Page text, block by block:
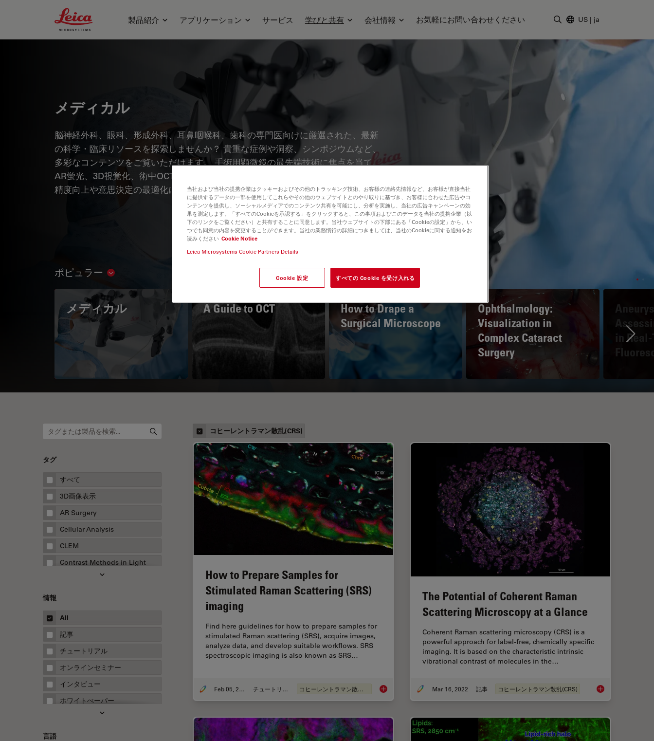
Leica Microsystems Logo
製品紹介 アプリケーション サービス 学びと共有 会社情報 お気軽にお問い合わせください US | ja
メディカル
脳神経外科、眼科、形成外科、耳鼻咽喉科、歯科の専門医向けに厳選された、最新
の科学・臨床リソースを探索しませんか？ 貴重な症例や洞察、シンポジウムなど、
多彩なコンテンツをご覧いただけます。 手術用顕微鏡の最先端技術に焦点を当て、
AR蛍光、3D視覚化、術中OCTイメージングといった革新的技術が、複雑な手術の
精度向上や意思決定の最適化にどのように貢献するかをご紹介します。
ポピュラー Show subnavigation
メディカル A Guide to OCT
How to Drape a
Surgical Microscope
Ophthalmology:
Visualization in
Complex Cataract
Surgery
in
タグ
すべて
3D画像表示
AR Surgery
Cellular Analysis
CLEM
Contrast Methods in Light
FLIM（蛍光寿命イメージング顕
微鏡法）
FluoSync
FRAP
FRET
Fテクニック
情報
All
記事
チュートリアル
オンラインセミナー
インタビュー
ホワイトぺーパー
ケーススタディ
言語
コヒーレントラマン散乱(CRS)
How to Prepare Samples for
Stimulated Raman Scattering (SRS)
imaging
Find here guidelines for how to prepare samples for
stimulated Raman scattering (SRS), acquire images,
analyze data, and develop suitable workflows. SRS
spectroscopic imaging is also known as SRS…
Feb 05, 2024 チュートリアル コヒーレントラマン散乱(CRS) How to Prepare Samples for Stimulated Raman Scattering (SRS) imaging
The Potential of Coherent Raman
Scattering Microscopy at a Glance
Coherent Raman scattering microscopy (CRS) is a
powerful approach for label-free, chemically specific
imaging. It is based on the characteristic intrinsic
vibrational contrast of molecules in the…
Mar 16, 2022 記事 コヒーレントラマン散乱(CRS) The Potential of
当社および当社の提携企業はクッキーおよびその他のトラッキング技術、お客様の連絡先情報など、お客様が直接当社
に提供するデータの一部を使用してこれらやその他のウェブサイトとのやり取りに基づき、お客様に合わせた広告やコ
ンテンツを提供し、ソーシャルメディアでのコンテンツ共有を可能にし、分析を実施し、当社の広告キャンペーンの効
果を測定します。「すべてのCookieを承認する」をクリックすると、この事項およびこのデータを当社の提携企業（以
下のリンクをご覧ください）と共有することに同意します。当社ウェブサイトの下部にある「Cookieの設定」から、い
つでも同意の内容を変更することができます。当社の業務慣行の詳細につきましては、当社のCookieに関する通知をお
読みください Cookie Notice
Leica Microsystems Cookie Partners Details
Cookie 設定 すべての Cookie を受け入れる